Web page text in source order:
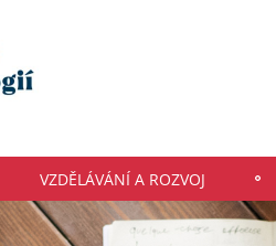
VZDĚLÁVÁNÍ A ROZVOJ